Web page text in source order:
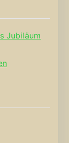
Jubiläum